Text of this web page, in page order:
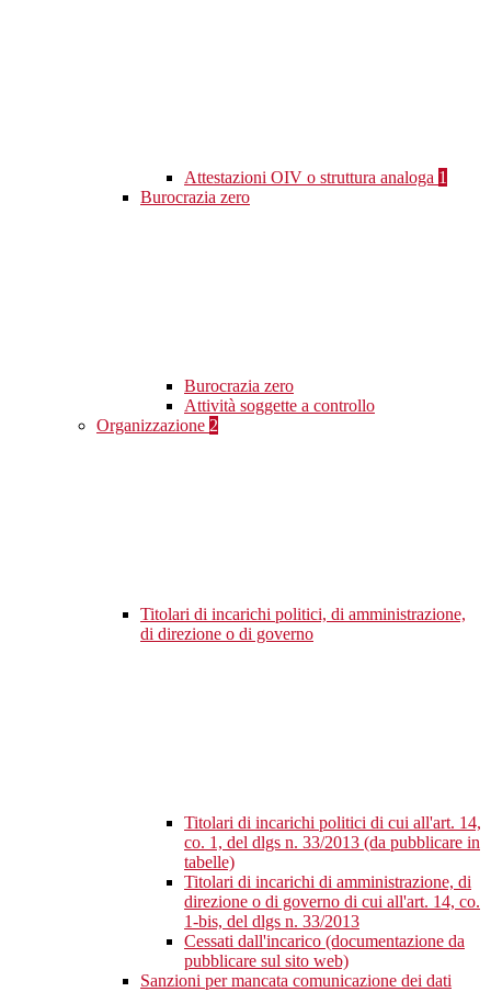
Attestazioni OIV o struttura analoga 1
Burocrazia zero
Burocrazia zero
Attività soggette a controllo
Organizzazione 2
Titolari di incarichi politici, di amministrazione,
di direzione o di governo
Titolari di incarichi politici di cui all'art. 14,
co. 1, del dlgs n. 33/2013 (da pubblicare in
tabelle)
Titolari di incarichi di amministrazione, di
direzione o di governo di cui all'art. 14, co.
1-bis, del dlgs n. 33/2013
Cessati dall'incarico (documentazione da
pubblicare sul sito web)
Sanzioni per mancata comunicazione dei dati